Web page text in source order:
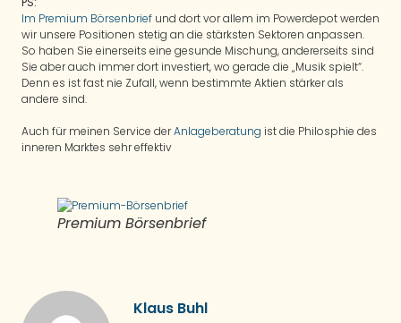
Im Premium Börsenbrief und dort vor allem im Powerdepot werden
wir unsere Positionen stetig an die stärksten Sektoren anpassen.
So haben Sie einerseits eine gesunde Mischung, andererseits sind
Sie aber auch immer dort investiert, wo gerade die „Musik spielt“.
Denn es ist fast nie Zufall, wenn bestimmte Aktien stärker als
andere sind.
Auch für meinen Service derAnlageberatung ist die Philosphie des
inneren Marktes sehr effektiv
Premium Börsenbrief
Klaus Buhl